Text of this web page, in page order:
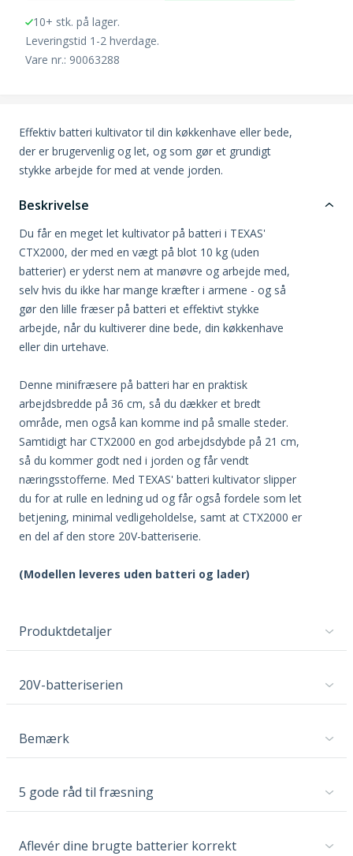
10+ stk. på lager.
Leveringstid 1-2 hverdage.
Vare nr.: 90063288
Effektiv batteri kultivator til din køkkenhave eller bede,
der er brugervenlig og let, og som gør et grundigt
stykke arbejde for med at vende jorden.
Beskrivelse
Du får en meget let kultivator på batteri i TEXAS'
CTX2000, der med en vægt på blot 10 kg (uden
batterier) er yderst nem at manøvre og arbejde med,
selv hvis du ikke har mange kræfter i armene - og så
gør den lille fræser på batteri et effektivt stykke
arbejde, når du kultiverer dine bede, din køkkenhave
eller din urtehave.
Denne minifræsere på batteri har en praktisk
arbejdsbredde på 36 cm, så du dækker et bredt
område, men også kan komme ind på smalle steder.
Samtidigt har CTX2000 en god arbejdsdybde på 21 cm,
så du kommer godt ned i jorden og får vendt
næringsstofferne. Med TEXAS' batteri kultivator slipper
du for at rulle en ledning ud og får også fordele som let
betjening, minimal vedligeholdelse, samt at CTX2000 er
en del af den store 20V-batteriserie.
(Modellen leveres uden batteri og lader)
Produktdetaljer
20V-batteriserien
Bemærk
5 gode råd til fræsning
Aflevér dine brugte batterier korrekt